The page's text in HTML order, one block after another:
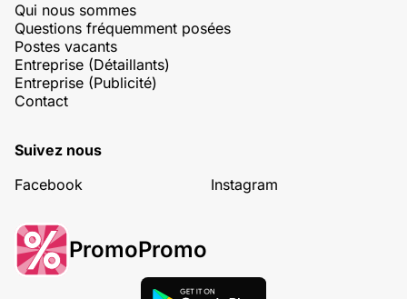
Qui nous sommes
Questions fréquemment posées
Postes vacants
Entreprise (Détaillants)
Entreprise (Publicité)
Contact
Suivez nous
Facebook
Instagram
PromoPromo